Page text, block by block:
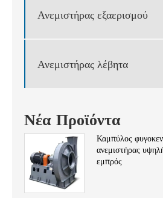
Ανεμιστήρας εξαερισμού
Ανεμιστήρας λέβητα
Νέα Προϊόντα
Καμπύλος
ανεμιστήρας
εμπρός